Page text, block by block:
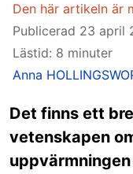
Den här artikeln är
Publicerad 23 april
Lästid: 8 minuter
Anna
Det finns ett
vetenskapen